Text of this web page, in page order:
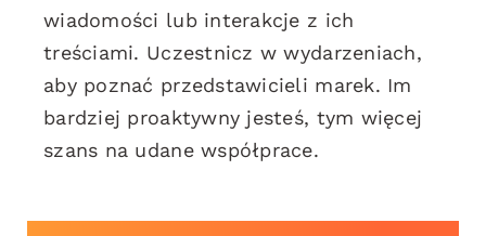
wiadomości lub interakcje z ich
treściami. Uczestnicz w wydarzeniach,
aby poznać przedstawicieli marek. Im
bardziej proaktywny jesteś, tym więcej
szans na udane współprace.